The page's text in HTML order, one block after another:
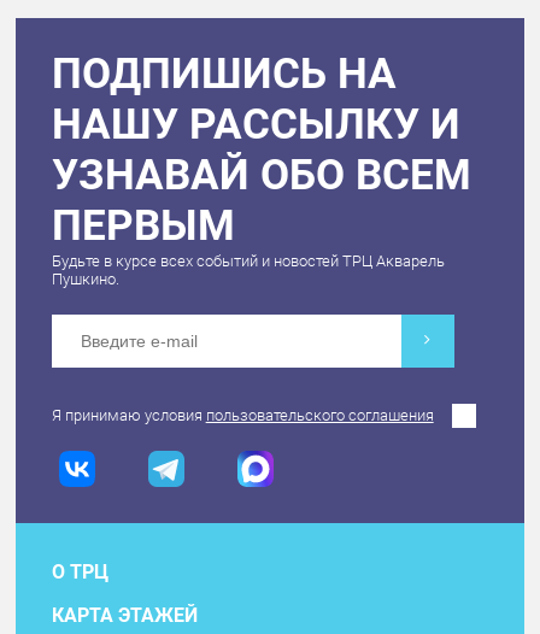
ПОДПИШИСЬ НА
НАШУ РАССЫЛКУ И
УЗНАВАЙ ОБО ВСЕМ
ПЕРВЫМ
Будьте в курсе всех событий и новостей ТРЦ Акварель
Пушкино.
Я принимаю условия пользовательского соглашения
О ТРЦ
КАРТА ЭТАЖЕЙ